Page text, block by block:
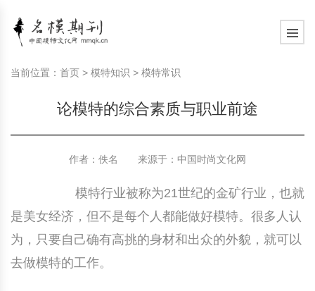
美容护肤知识
美容护肤知识
当前位置： 首页 > 模特知识 > 模特常识
论模特的综合素质与职业前途
作者：佚名 来源于： 中国时尚文化网
模特行业被称为21世纪的金矿行业，也就
是美女经济，但不是每个人都能做好模特。很多人认
为，只要自己确有高挑的身材和出众的外貌，就可以
去做模特的工作。